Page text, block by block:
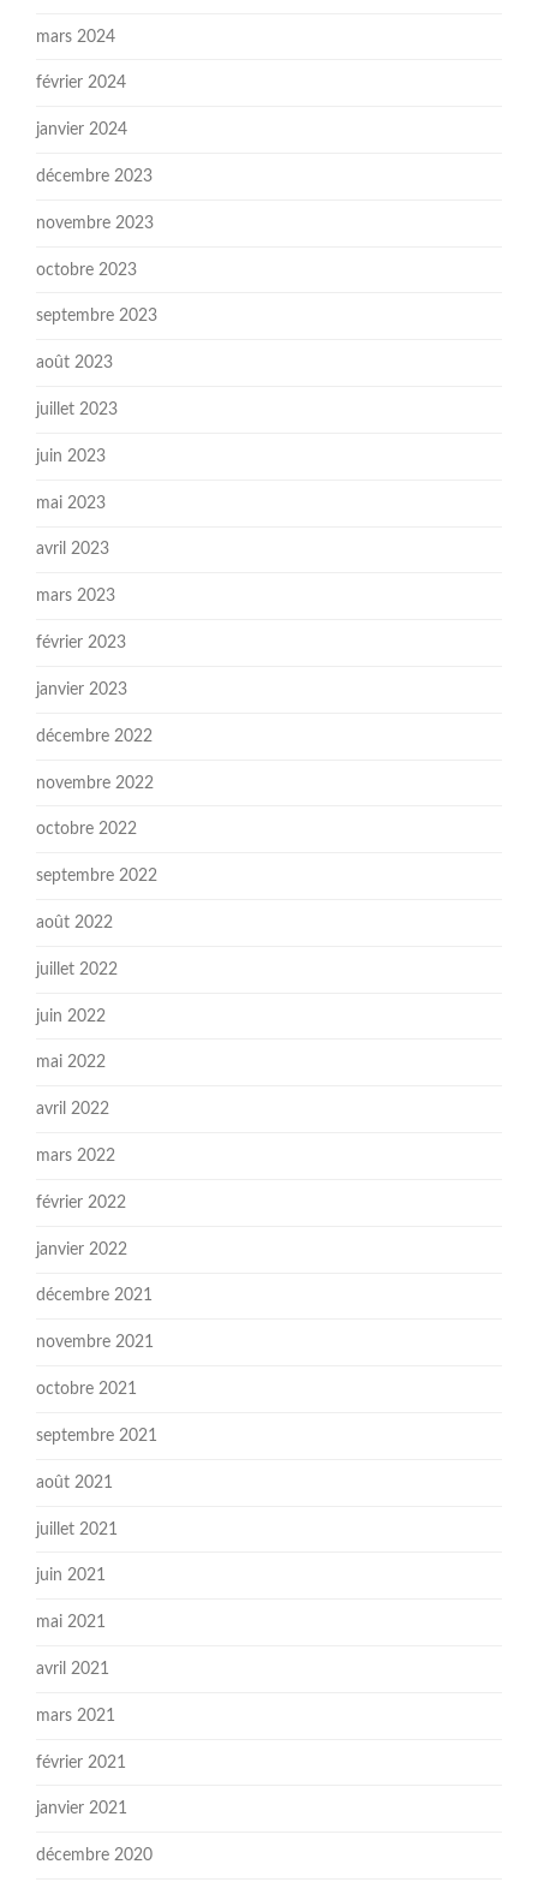
mars 2024
février 2024
janvier 2024
décembre 2023
novembre 2023
octobre 2023
septembre 2023
août 2023
juillet 2023
juin 2023
mai 2023
avril 2023
mars 2023
février 2023
janvier 2023
décembre 2022
novembre 2022
octobre 2022
septembre 2022
août 2022
juillet 2022
juin 2022
mai 2022
avril 2022
mars 2022
février 2022
janvier 2022
décembre 2021
novembre 2021
octobre 2021
septembre 2021
août 2021
juillet 2021
juin 2021
mai 2021
avril 2021
mars 2021
février 2021
janvier 2021
décembre 2020